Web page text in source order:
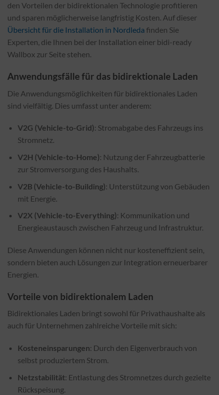
den Vorteilen der bidirektionalen Technologie profitieren
und sparen möglicherweise langfristig Kosten. Auf dieser
Übersicht für die Installation in Nordleda finden Sie
Experten, die Ihnen bei der Installation einer bidi-ready
Wallbox zur Seite stehen.
Anwendungsfälle für das bidirektionale Laden
Die Anwendungsmöglichkeiten für bidirektionales Laden
sind vielfältig. Dies umfasst unter anderem:
V2G (Vehicle-to-Grid): Stromabgabe des Fahrzeugs ins
Stromnetz.
V2H (Vehicle-to-Home): Nutzung der Fahrzeugbatterie
zur Stromversorgung des Haushalts.
V2B (Vehicle-to-Building): Unterstützung von Gebäuden
mit Energie.
V2X (Vehicle-to-Everything): Kommunikation und
Energieaustausch zwischen Fahrzeug und Infrastruktur.
Diese Anwendungen können nicht nur kosteneffizient sein,
sondern bieten auch Lösungen zur Integration erneuerbarer
Energien.
Vorteile von bidirektionalem Laden
Bidirektionales Laden bringt sowohl für Privathaushalte als
auch für Unternehmen zahlreiche Vorteile mit sich:
Kosteneinsparungen: Durch den Eigenverbrauch von
selbst produziertem Strom.
Netzstabilität: Entlastung des Stromnetzes durch gezielte
Rückspeisung.